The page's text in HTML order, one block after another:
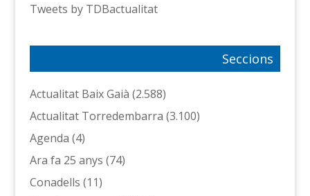
Tweets by TDBactualitat
Seccions
Actualitat Baix Gaià (2.588)
Actualitat Torredembarra (3.100)
Agenda (4)
Ara fa 25 anys (74)
Conadells (11)